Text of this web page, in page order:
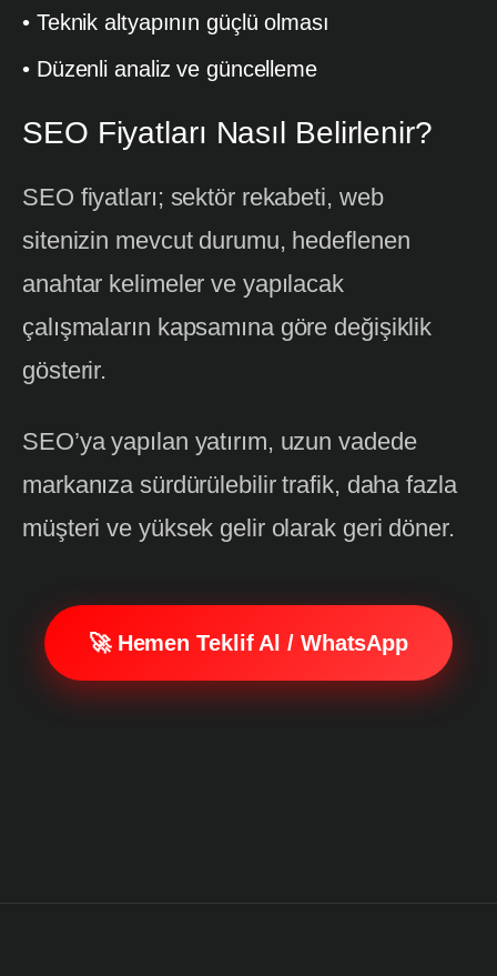
• Teknik altyapının güçlü olması
• Düzenli analiz ve güncelleme
SEO Fiyatları Nasıl Belirlenir?
SEO fiyatları; sektör rekabeti, web
sitenizin mevcut durumu, hedeflenen
anahtar kelimeler ve yapılacak
çalışmaların kapsamına göre değişiklik
gösterir.
SEO’ya yapılan yatırım, uzun vadede
markanıza sürdürülebilir trafik, daha fazla
müşteri ve yüksek gelir olarak geri döner.
🚀 Hemen Teklif Al / WhatsApp